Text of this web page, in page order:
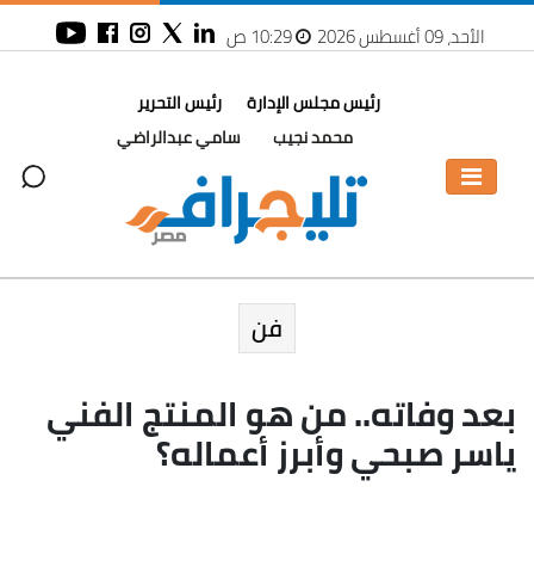
الأحد، 09 أغسطس 2026 10:29 ص
رئيس مجلس الإدارة
محمد نجيب
رئيس التحرير
سامي عبدالراضي
فن
بعد وفاته.. من هو المنتج الفني
ياسر صبحي وأبرز أعماله؟